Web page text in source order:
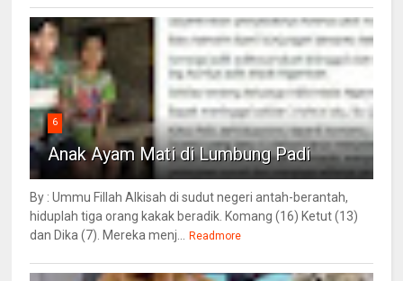
6
Anak Ayam Mati di Lumbung Padi
By : Ummu Fillah Alkisah di sudut negeri antah-berantah,
hiduplah tiga orang kakak beradik. Komang (16) Ketut (13)
dan Dika (7). Mereka menj... Readmore